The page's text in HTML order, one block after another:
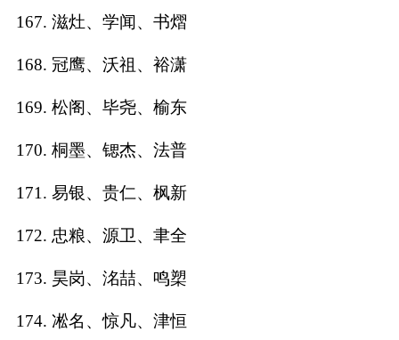
167. 滋灶、学闻、书熠
168. 冠鹰、沃祖、裕潇
169. 松阁、毕尧、榆东
170. 桐墨、锶杰、法普
171. 易银、贵仁、枫新
172. 忠粮、源卫、聿全
173. 昊岗、洺喆、鸣槊
174. 凇名、惊凡、津恒